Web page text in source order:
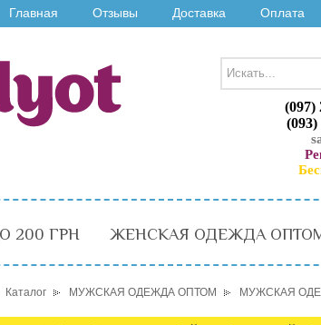
Главная Отзывы Доставка Оплата
(097)
(093)
200 ГРН ЖЕНСКАЯ ОДЕЖДА
Каталог МУЖСКАЯ ОДЕЖДА ОПТОМ МУЖСКАЯ